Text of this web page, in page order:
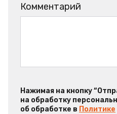
Комментарий
Нажимая на кнопку
на обработку
об обработке в Политике